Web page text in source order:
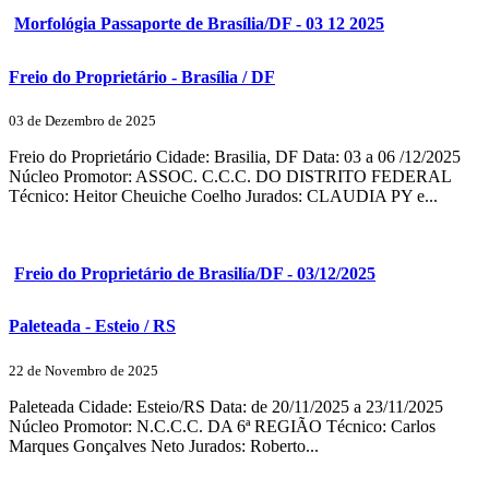
Morfológia Passaporte de Brasília/DF - 03 12 2025
Freio do Proprietário - Brasília / DF
03 de Dezembro de 2025
Freio do Proprietário Cidade: Brasilia, DF Data: 03 a 06 /12/2025
Núcleo Promotor: ASSOC. C.C.C. DO DISTRITO FEDERAL
Técnico: Heitor Cheuiche Coelho Jurados: CLAUDIA PY e...
Freio do Proprietário de Brasilía/DF - 03/12/2025
Paleteada - Esteio / RS
22 de Novembro de 2025
Paleteada Cidade: Esteio/RS Data: de 20/11/2025 a 23/11/2025
Núcleo Promotor: N.C.C.C. DA 6ª REGIÃO Técnico: Carlos
Marques Gonçalves Neto Jurados: Roberto...